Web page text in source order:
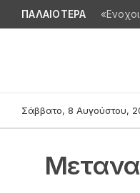
ΠΑΛΑΙΟΤΕΡΑ
Σάββατο, 8 Αυγούστου,